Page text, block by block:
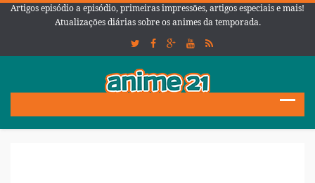
Artigos episódio a episódio, primeiras impressões, artigos especiais e mais!
Atualizações diárias sobre os animes da temporada.